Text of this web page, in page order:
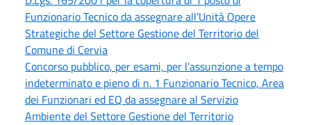
Funzionario Tecnico da assegnare all’Unità Opere
Strategiche del Settore Gestione del Territorio del
Comune di Cervia
Concorso pubblico, per esami, per l'assunzione a tempo
indeterminato e pieno di n. 1 Funzionario Tecnico, Area
dei Funzionari ed EQ da assegnare al Servizio
Ambiente del Settore Gestione del Territorio